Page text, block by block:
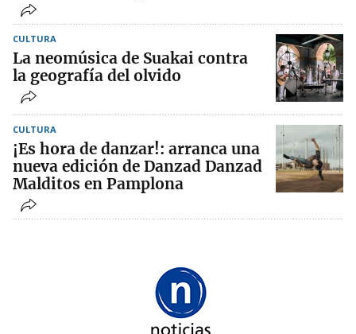
CULTURA
La neomúsica de Suakai contra
la geografía del olvido
CULTURA
¡Es hora de danzar!: arranca una
nueva edición de Danzad Danzad
Malditos en Pamplona